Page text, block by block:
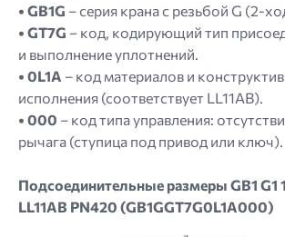
• GB1G – серия крана с резьбой G (2-
• GT7G – код, кодирующий тип
и выполнение уплотнений.
• 0L1A – код материалов и
исполнения (соответствует LL11AB).
• 000 – код типа управления:
рычага (ступица под привод или ключ).
Подсоединительные размеры GB1 G1
LL11AB PN420 (GB1GGT7G0L1A000)